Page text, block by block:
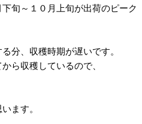
旬～１０月上旬が出荷のピーク
分、収穫時期が遅いです。
ら収穫しているので、
ます。